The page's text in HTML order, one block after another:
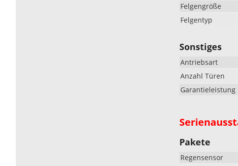
Felgengröße
Felgentyp
Sonstiges
Antriebsart
Anzahl Türen
Garantieleistung
Pakete
Regensensor